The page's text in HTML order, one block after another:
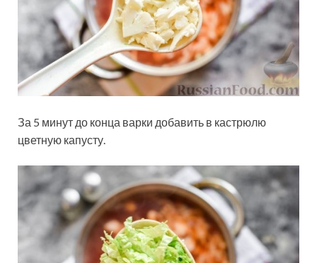
За 5 минут до конца варки добавить в кастрюлю
цветную капусту.